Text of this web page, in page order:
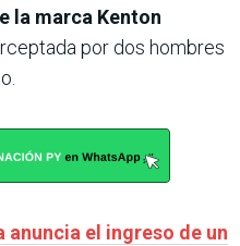
la marca Kenton
por dos hombres
el ingreso de un